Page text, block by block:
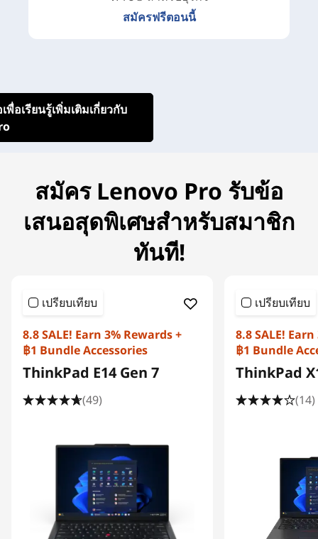
สมัครฟรีตอนนี้
พื่อเรียนรู้เพิ่มเติมเกี่ยวกับ
สมัคร Lenovo Pro รับข้อ
เสนอสุดพิเศษสำหรับสมาชิก
ทันที!
เปรียบเทียบ
8.8 SALE! Earn 3% Rewards +
฿1 Bundle Accessories
ThinkPad E14 Gen 7
(49)
เปรียบเทียบ
8.8 SALE!
฿1 Bundle
ThinkPad
(14)